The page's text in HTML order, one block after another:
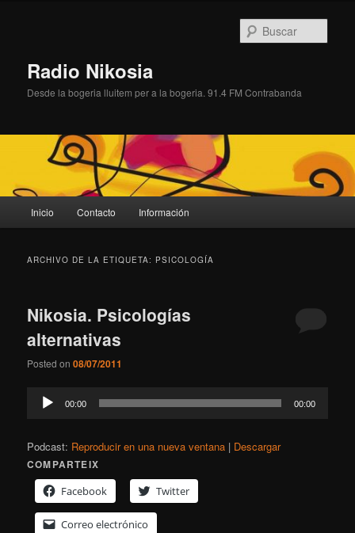
Radio Nikosia
Desde la bogeria lluitem per a la bogeria. 91.4 FM Contrabanda
principal
Inicio Contacto Información
ARCHIVO DE LA ETIQUETA: PSICOLOGÍA
Nikosia. Psicologías
alternativas
Posted on08/07/2011
Reproductor
00:00 00:00
Podcast: Reproducir en una nueva ventana | Descargar
COMPARTEIX
Facebook
Twitter
Correo electrónico